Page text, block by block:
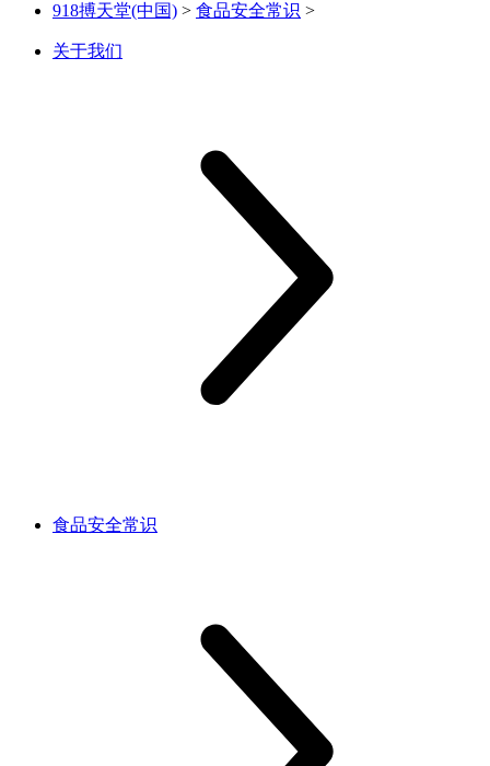
918搏天堂(中国) > 食品安全常识 >
关于我们
食品安全常识